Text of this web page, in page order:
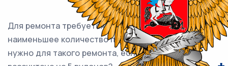
Для ремонта требуется 57 рулонов обоев. Какое
наименьшее количество пачек обойного клея
нужно для такого ремонта, если 1 пачка клея